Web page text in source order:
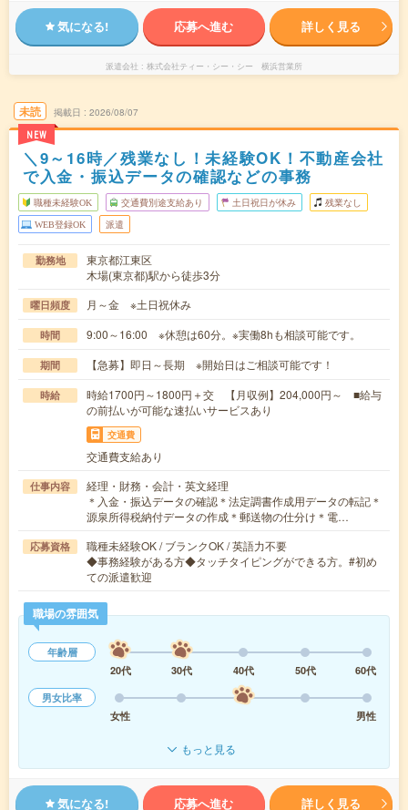
気になる! 応募へ進む 詳しく見る
派遣会社 株式会社ティー・シー・シー 横浜営業所
未読
NEW
掲載日 2026/08/07
＼9～16時／残業なし！未経験OK！不動産会社
で入金・振込データの確認などの事務
職種未経験OK 交通費別途支給あり 土日祝日が休み 残業なし
WEB登録OK 派遣
勤務地
東京都江東区
木場(東京都)駅から徒歩3分
曜日頻度 月～金 ※土日祝休み
時間 9:00～16:00 ※休憩は60分。※実働8hも相談可能です。
期間 【急募】即日～長期 ※開始日はご相談可能です！
時給
時給1700円～1800円＋交 【月収例】204,000円～ ■給与
の前払いが可能な速払いサービスあり
交通費
交通費支給あり
仕事内容
経理・財務・会計・英文経理
＊入金・振込データの確認＊法定調書作成用データの転記＊
源泉所得税納付データの作成＊郵送物の仕分け＊電…
応募資格
職種未経験OK / ブランクOK / 英語力不要
◆事務経験がある方◆タッチタイピングができる方。#初め
ての派遣歓迎
職場の雰囲気
年齢層
20代
30代 40代 50代
60代
男女比率
女性
男性
もっと見る
気になる! 応募へ進む 詳しく見る